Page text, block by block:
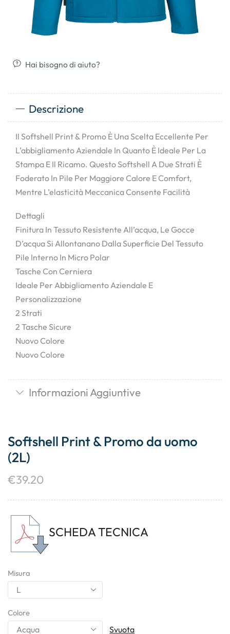
Hai bisogno di aiuto?
Descrizione
Il Softshell Print & Promo È Una Scelta Eccellente Per
L’abbigliamento Aziendale In Quanto È Ideale Per La
Stampa E Il Ricamo. Questo Softshell A Due Strati È
Foderato In Pile Per Maggiore Calore E Comfort,
Mentre L’elasticità Meccanica Consente Facilità
Dettagli
Finitura In Tessuto Resistente All’acqua, Le Gocce
D’acqua Si Allontanano Dalla Superficie Del Tessuto
Pile Interno In Micro Polar
Tasche Con Cerniera
Ideale Per Abbigliamento Aziendale E
Personalizzazione
2 Strati
2 Tasche Sicure
Nuovo Colore
Nuovo Colore
Informazioni Aggiuntive
Softshell Print & Promo da uomo
(2L)
€39.20
SCHEDA TECNICA
Misura
Colore
Svuota